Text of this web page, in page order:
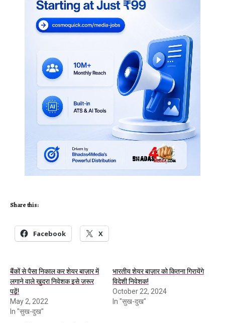
Share this:
Facebook X
बैंकों से पैसा निकाल कर शेयर बाज़ार में
लगाने वाले खुदरा निवेशक इसे ज़रूर
पढ़ें!
May 2, 2022
In "सुख-दुख"
भारतीय शेयर बाज़ार को कितना गिरायेंगे
विदेशी निवेशक!
October 22, 2024
In "सुख-दुख"